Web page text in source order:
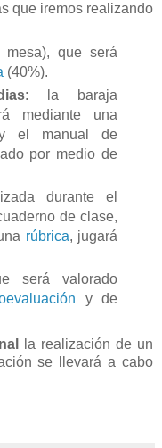
que iremos realizando
mesa), que será
(40%).
: la baraja
mediante una
el manual de
por medio de
durante el
de clase,
rúbrica, jugará
será valorado
y de
la realización de un
se llevará a cabo